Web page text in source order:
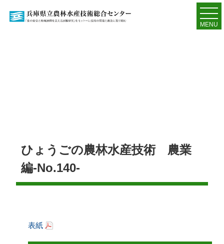
MENU
ひょうごの農林水産技術 農業
編-No.140-
表紙